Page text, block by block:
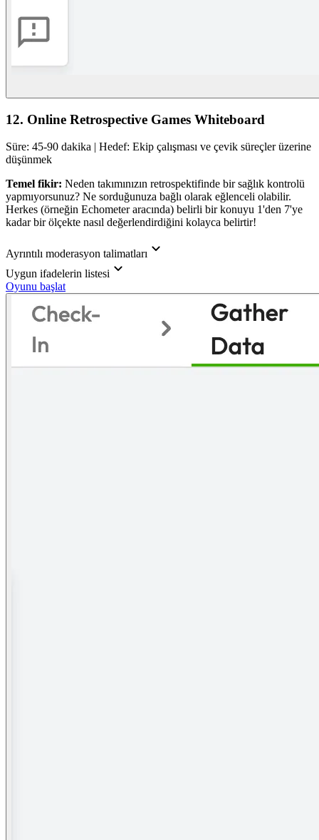
12. Online Retrospective Games Whiteboard
Süre: 45-90 dakika | Hedef: Ekip çalışması ve çevik süreçler üzerine
düşünmek
Temel fikir: Neden takımınızın retrospektifinde bir sağlık kontrolü
yapmıyorsunuz? Ne sorduğunuza bağlı olarak eğlenceli olabilir.
Herkes (örneğin Echometer aracında) belirli bir konuyu 1'den 7'ye
kadar bir ölçekte nasıl değerlendirdiğini kolayca belirtir!
Ayrıntılı moderasyon talimatları
Uygun ifadelerin listesi
Oyunu başlat